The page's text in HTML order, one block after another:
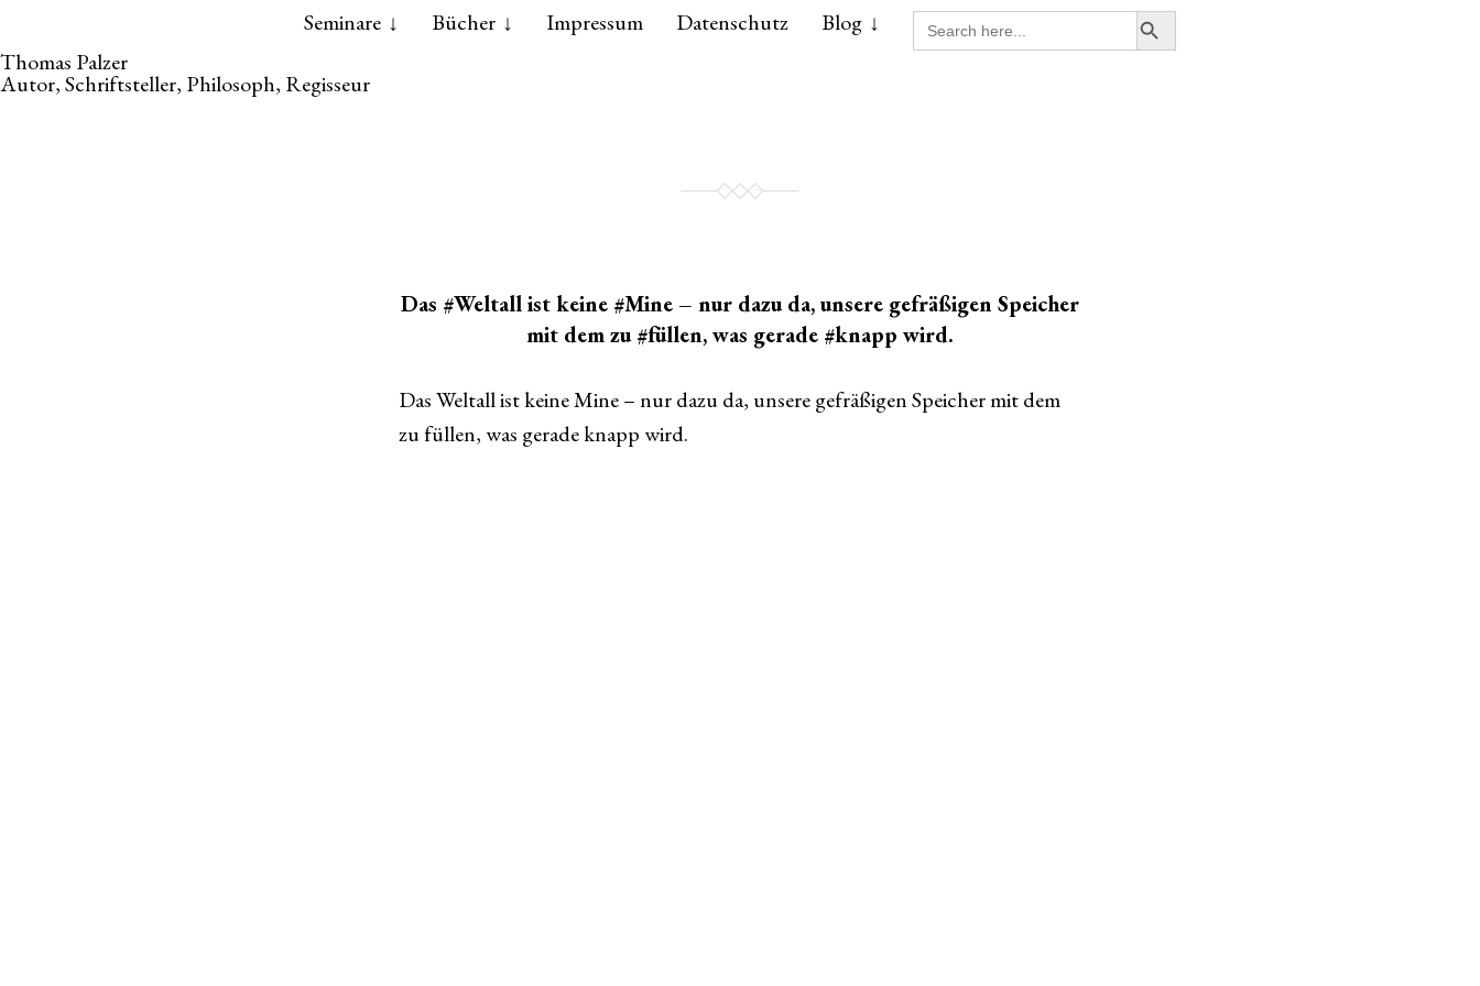
the
content
the
main
Seminare Bücher Impressum Datenschutz Blog Search
for:
Search Button
Thomas Palzer
Autor, Schriftsteller, Philosoph, Regisseur
Das #Weltall ist keine #Mine – nur dazu da, unsere gefräßigen Speicher
mit dem zu #füllen, was gerade #knapp wird.
Das Weltall ist keine Mine – nur dazu da, unsere gefräßigen Speicher mit dem
zu füllen, was gerade knapp wird.